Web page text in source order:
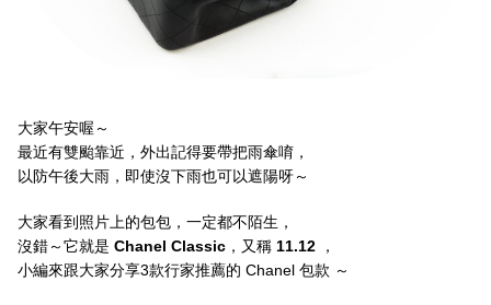
大家午安喔～
最近有雙颱靠近，外出記得要帶把雨傘唷，
以防午後大雨，即使沒下雨也可以遮陽呀～
大家看到照片上的包包，一定都不陌生，
沒錯～它就是 Chanel Classic，又稱 11.12，
小編來跟大家分享3款行家推薦的 Chanel 包款 ～